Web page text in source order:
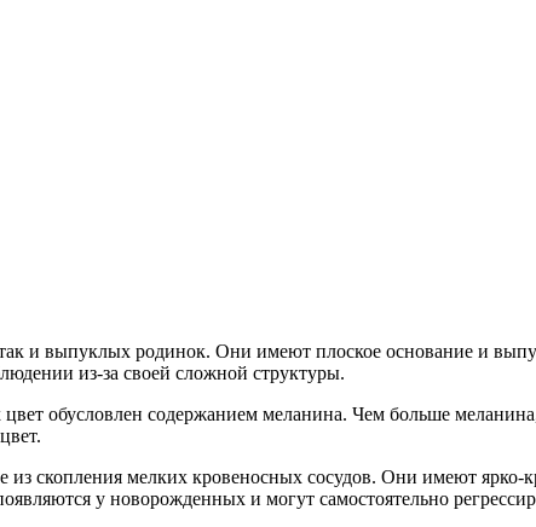
и выпуклых родинок. Они имеют плоское основание и
из-за своей сложной структуры.
обусловлен содержанием меланина. Чем больше
из скопления мелких кровеносных сосудов. Они имеют
у новорожденных и могут самостоятельно